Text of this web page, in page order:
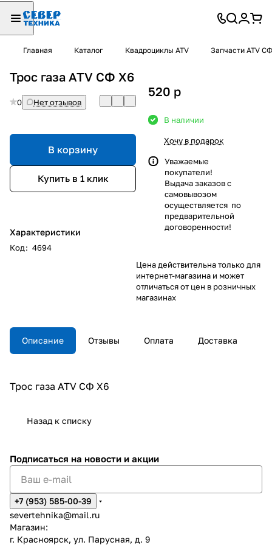
Главная Каталог Квадроциклы ATV Запчасти ATV СФ
Трос газа ATV СФ X6
0 Нет отзывов
В корзину
Купить в 1 клик
Характеристики
Код: 4694
520 p
В наличии
Хочу в подарок
Уважаемые
покупатели!
Выдача заказов с
самовывозом
осуществляется по
предварительной
договоренности!
Цена действительна только для
интернет-магазина и может
отличаться от цен в розничных
магазинах
Описание Отзывы Оплата Доставка
Трос газа ATV СФ X6
Назад к списку
Подписаться на новости и акции
+7 (953) 585-00-39
severtehnika@mail.ru
Магазин:
г. Красноярск, ул. Парусная, д. 9